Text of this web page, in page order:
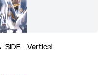
SIDE - Vertical